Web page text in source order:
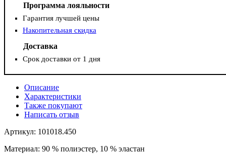
Программа лояльности
Гарантия лучшей цены
Накопительная скидка
Доставка
Срок доставки от 1 дня
Описание
Характеристики
Также покупают
Написать отзыв
Артикул: 101018.450
Материал: 90 % полиэстер, 10 % эластан